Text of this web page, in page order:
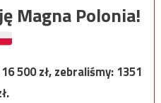
Magna Polonia!
16 500zł, zebraliśmy:1351